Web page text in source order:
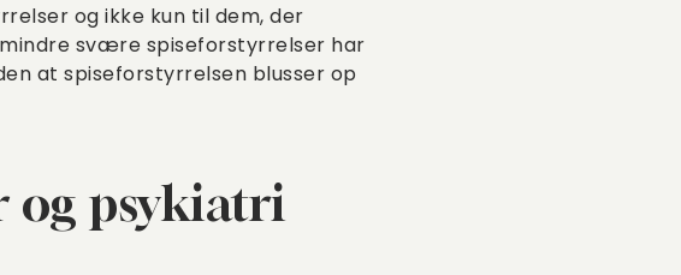
og ikke kun til dem, der
svære spiseforstyrrelser har
at spiseforstyrrelsen blusser op
og psykiatri